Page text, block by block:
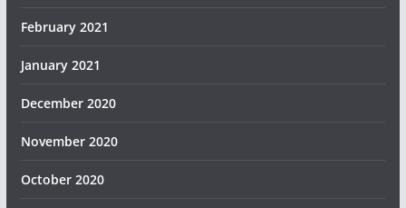
February 2021
January 2021
December 2020
November 2020
October 2020